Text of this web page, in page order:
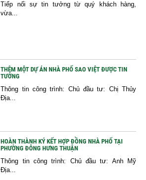
Tiếp nối sự tin tưởng từ quý khách hàng,
vừa...
THÊM MỘT DỰ ÁN NHÀ PHỐ SAO VIỆT ĐƯỢC TIN
TƯỞNG
Thông tin công trình: Chủ đầu tư: Chị Thủy
Địa...
HOÀN THÀNH KÝ KẾT HỢP ĐỒNG NHÀ PHỐ TẠI
PHƯỜNG ĐÔNG HƯNG THUẬN
Thông tin công trình: Chủ đầu tư: Anh Mỹ
Địa...